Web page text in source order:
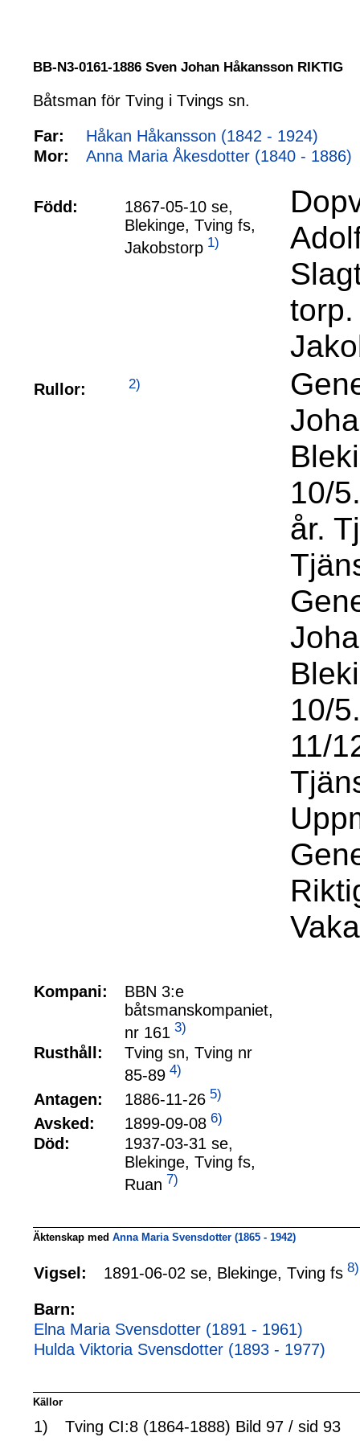
BB-N3-0161-1886 Sven Johan Håkansson RIKTIG
Båtsman för Tving i Tvings sn.
Far:
Håkan Håkansson (1842 - 1924)
Mor:
Anna Maria Åkesdotter (1840 - 1886)
Född:
1867-05-10 se,
Blekinge, Tving fs,
Jakobstorp 1)
Rullor: 2)
10/
år.
10/
11/
Kompani:
BBN 3:e
båtsmanskompaniet,
nr 161 3)
Rusthåll:
Tving sn, Tving nr
85-89 4)
Antagen: 1886-11-26 5)
Avsked: 1899-09-08 6)
Död:
1937-03-31 se,
Blekinge, Tving fs,
Ruan 7)
Äktenskap med Anna Maria Svensdotter (1865 - 1942)
Vigsel: 1891-06-02 se, Blekinge, Tving fs 8)
Barn:
Elna Maria Svensdotter (1891 - 1961)
Hulda Viktoria Svensdotter (1893 - 1977)
Källor
1) Tving CI:8 (1864-1888) Bild 97 / sid 93